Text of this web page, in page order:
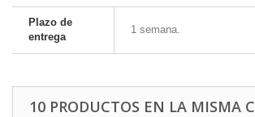
Plazo de
entrega
1 semana.
10 PRODUCTOS EN LA MISMA